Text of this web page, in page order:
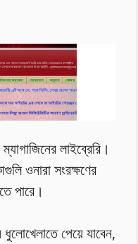
লাইব্রেরি।
ওনারা সংরক্ষণের
পারে।
পেয়ে যাবেন,